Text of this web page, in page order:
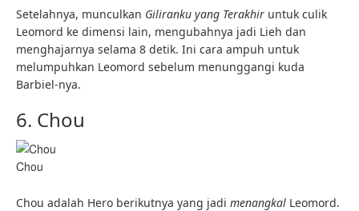
Setelahnya, munculkan Giliranku yang Terakhir untuk culik
Leomord ke dimensi lain, mengubahnya jadi Lieh dan
menghajarnya selama 8 detik. Ini cara ampuh untuk
melumpuhkan Leomord sebelum menunggangi kuda
Barbiel-nya.
6. Chou
Chou
Chou adalah Hero berikutnya yang jadi menangkal Leomord.